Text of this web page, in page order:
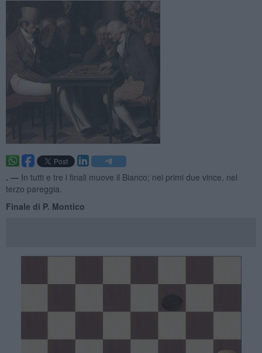
. — In tutti e tre i finali muove il Bianco; nei primi due vince, nel
terzo pareggia.
Finale di P. Montico